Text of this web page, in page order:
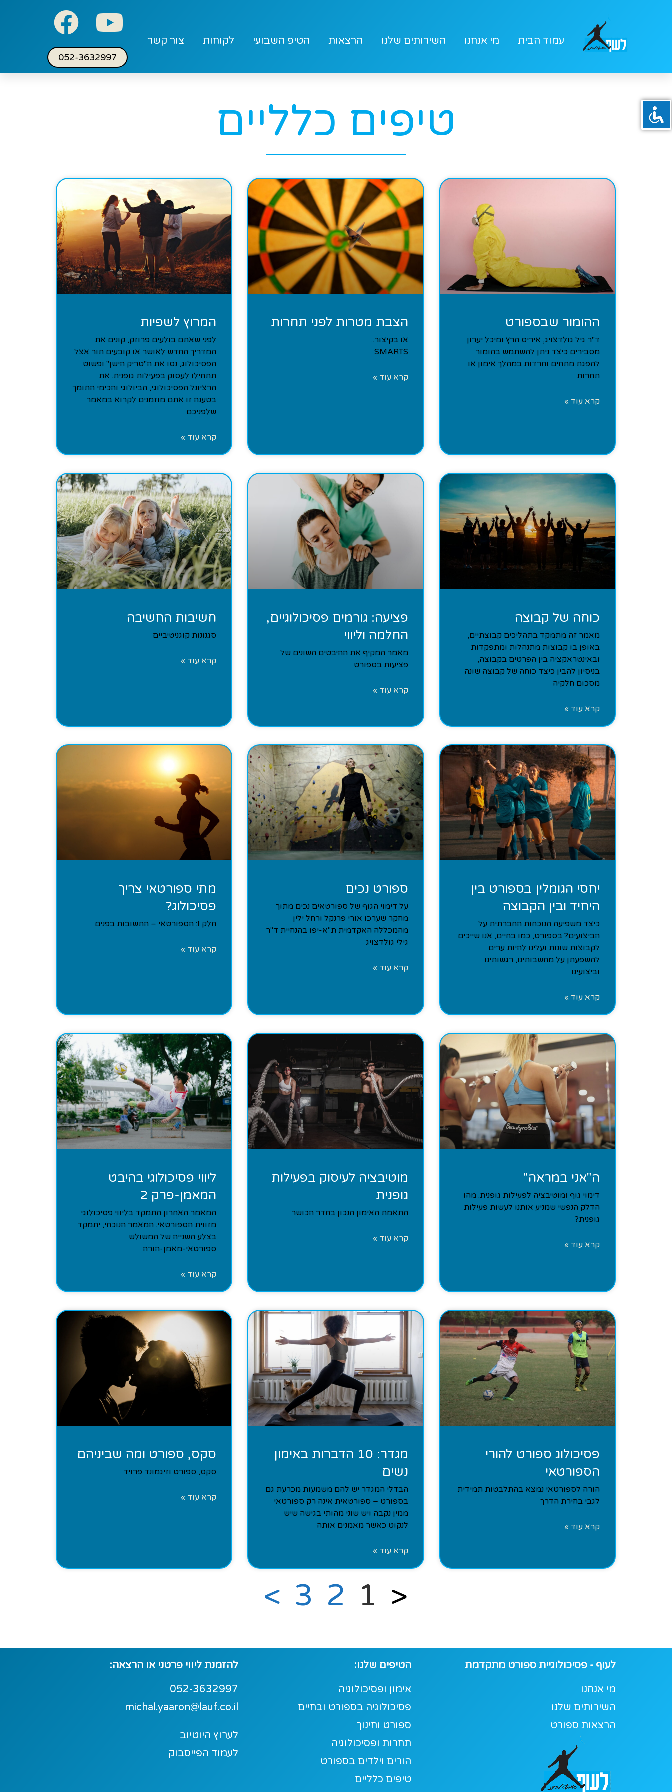
עמוד הבית מי אנחנו השירותים שלנו הרצאות הטיפ השבועי לקוחות צור קשר
052-3632997
טיפים כלליים
ההומור שבספורט
ד"ר גיל גולדצויג, איריס הרץ ומיכל יערון
מסבירים כיצד ניתן להשתמש בהומור
להפגת מתחים וחרדות במהלך אימון או
תחרות
קרא עוד »
הצבת מטרות לפני תחרות
או בקיצור..
SMARTS
קרא עוד »
המרוץ לשפיות
לפני שאתם בולעים פרוזק, קונים את
המדריך החדש לאושר או קובעים תור אצל
הפסיכולוג, נסו את ה"טריק הישן" ופשוט
תתחילו לעסוק בפעילות גופנית. את
הרציונל הפסיכולוגי, הביולוגי והכימי התומך
בטענה זו אתם מוזמנים לקרוא במאמר
שלפניכם
קרא עוד »
כוחה של קבוצה
מאמר זה מתמקד בתהליכים קבוצתיים,
באופן בו קבוצות מתנהלות ומתפקדות
ובאינטראקציה בין הפרטים בקבוצה,
בניסיון להבין כיצד כוחה של קבוצה שונה
מסכום חלקיה
קרא עוד »
פציעה: גורמים פסיכולוגיים,
החלמה וליווי
מאמר המקיף את ההיבטים השונים של
פציעות בספורט
קרא עוד »
חשיבות החשיבה
סגנונות קוגניטיביים
קרא עוד »
יחסי הגומלין בספורט בין
היחיד ובין הקבוצה
כיצד משפיעה הנוכחות החברתית על
הביצועים? בספורט, כמו בחיים, אנו שייכים
לקבוצות שונות ועלינו להיות ערים
להשפעתן על מחשבותינו, רגשותינו
וביצועינו
קרא עוד »
ספורט נכים
על דימוי הגוף של ספורטאים נכים מתוך
מחקר שערכו אורי פרנקל ורחל ילין
מהמכללה האקדמית ת"א-יפו בהנחיית ד"ר
גילי גולדצויג
קרא עוד »
מתי ספורטאי צריך
פסיכולוג?
חלק I: הספורטאי – התשובות בפנים
קרא עוד »
ה"אני במראה"
דימוי גוף ומוטיבציה לפעילות גופנית. מהו
הדלק הנפשי שמניע אותנו לעשות פעילות
גופנית?
קרא עוד »
מוטיבציה לעיסוק בפעילות
גופנית
התאמת האימון הנכון בחדר הכושר
קרא עוד »
ליווי פסיכולוגי בהיבט
המאמן-פרק 2
המאמר האחרון התמקד בליווי פסיכולוגי
מזווית הספורטאי. המאמר הנוכחי, יתמקד
בצלע השנייה של המשולש
ספורטאי-מאמן-הורה
קרא עוד »
פסיכולוג ספורט להורי
הספורטאי
הורה לספורטאי נמצא בהתלבטות תמידית
לגבי בחירת הדרך
קרא עוד »
מגדר: 10 הדברות באימון
נשים
הבדלי המגדר יש להם משמעות מכרעת גם
בספורט – ספורטאית אינה רק ספורטאי
ממין נקבה ויש שוני מהותי בגישה שיש
לנקוט כאשר מאמנים אותה
קרא עוד »
סקס, ספורט ומה שביניהם
סקס, ספורט וזיגמונד פרויד
קרא עוד »
<
1
2
3
>
לעוף - פסיכולוגיית ספורט מתקדמת
מי אנחנו
השירותים שלנו
הרצאות ספורט
הטיפים שלנו:
אימון ופסיכולוגיה
פסיכולוגיה בספורט ובחיים
ספורט וחינוך
תחרות ופסיכולוגיה
הורים וילדים בספורט
טיפים כלליים
להזמנת ליווי פרטני או הרצאה:
052-3632997
michal.yaaron@lauf.co.il
לערוץ היוטיוב
לעמוד הפייסבוק